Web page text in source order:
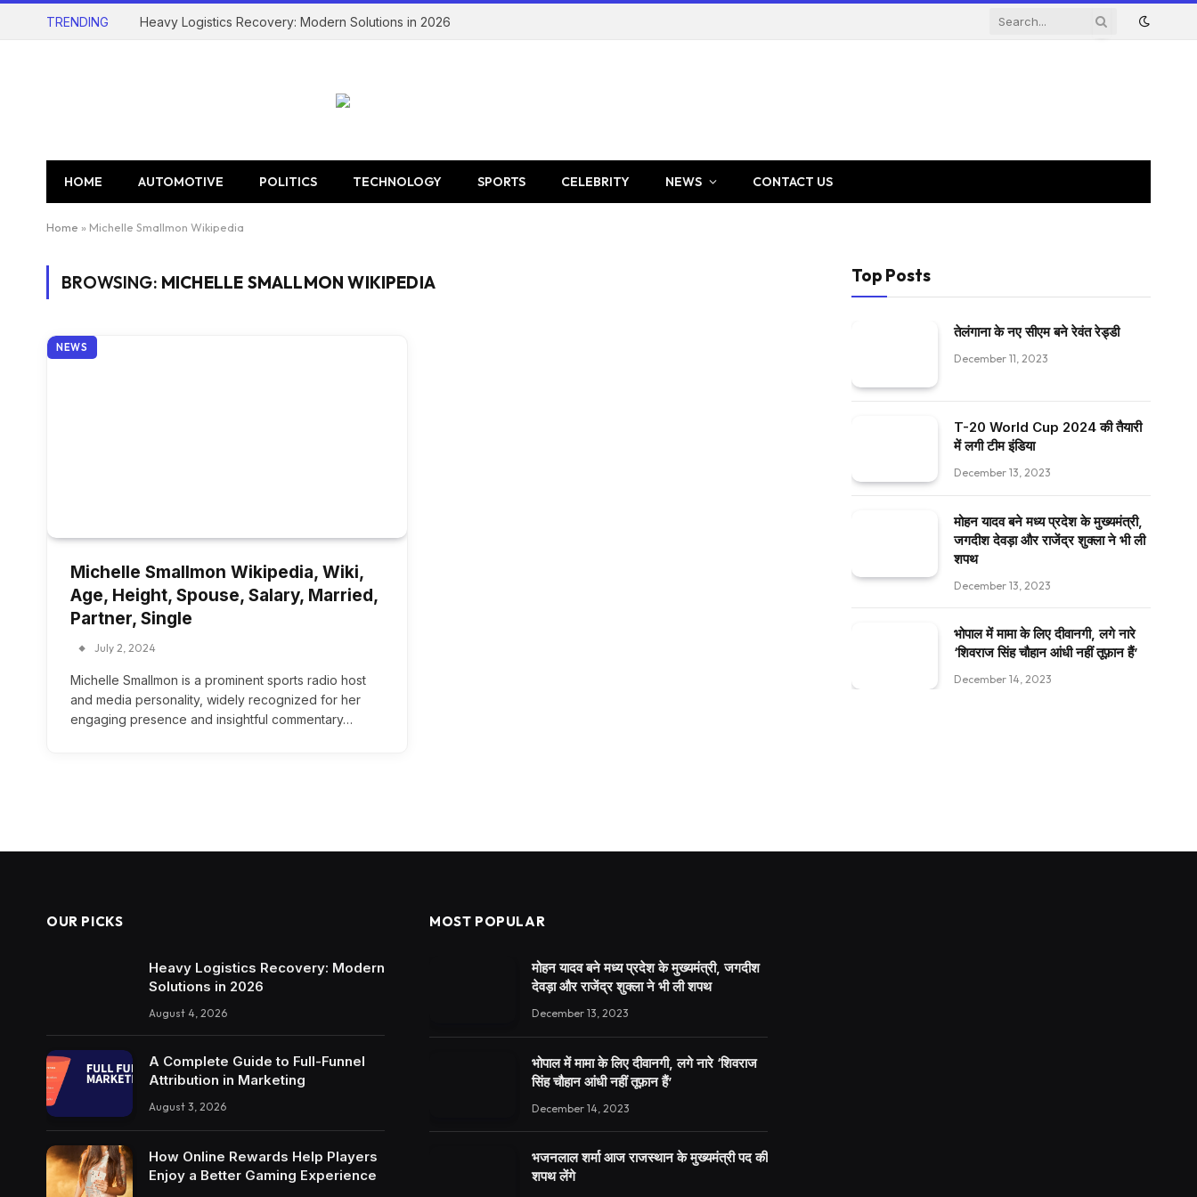
TRENDING Heavy Logistics Recovery: Modern Solutions in 2026
HOME AUTOMOTIVE POLITICS TECHNOLOGY SPORTS CELEBRITY NEWS CONTACT US
Home » Michelle Smallmon Wikipedia
BROWSING: MICHELLE SMALLMON WIKIPEDIA
NEWS
Michelle Smallmon Wikipedia, Wiki,
Age, Height, Spouse, Salary, Married,
Partner, Single
July 2, 2024
Michelle Smallmon is a prominent sports radio host
and media personality, widely recognized for her
engaging presence and insightful commentary…
Top Posts
तेलंगाना के नए सीएम बने रेवंत रेड्डी
December 11, 2023
T-20 World Cup 2024 की तैयारी
में लगी टीम इंडिया
December 13, 2023
मोहन यादव बने मध्य प्रदेश के मुख्यमंत्री,
जगदीश देवड़ा और राजेंद्र शुक्ला ने भी ली
शपथ
December 13, 2023
भोपाल में मामा के लिए दीवानगी, लगे नारे
‘शिवराज सिंह चौहान आंधी नहीं तूफ़ान हैं’
December 14, 2023
OUR PICKS
Heavy Logistics Recovery: Modern
Solutions in 2026
August 4, 2026
A Complete Guide to Full-Funnel
Attribution in Marketing
August 3, 2026
How Online Rewards Help Players
Enjoy a Better Gaming Experience
MOST POPULAR
मोहन यादव बने मध्य प्रदेश के मुख्यमंत्री, जगदीश
देवड़ा और राजेंद्र शुक्ला ने भी ली शपथ
December 13, 2023
भोपाल में मामा के लिए दीवानगी, लगे नारे ‘शिवराज
सिंह चौहान आंधी नहीं तूफ़ान हैं’
December 14, 2023
भजनलाल शर्मा आज राजस्थान के मुख्यमंत्री पद की
शपथ लेंगे